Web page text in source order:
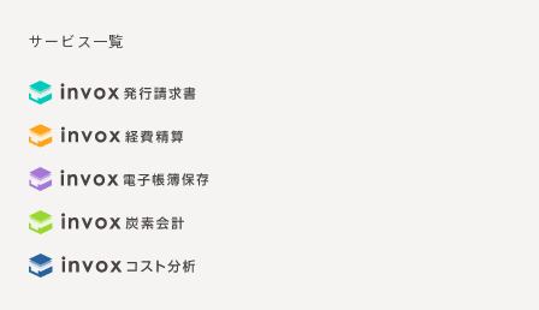
サービス一覧